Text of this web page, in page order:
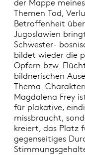
Themen Tod,
Betroffenheit
Jugoslawien
Schwester-
bildet wieder die
Opfern bzw.
bildnerischen
Thema.
Magdalena Frey
für plakative,
missbraucht,
kreiert, das Platz
gegenseitiges